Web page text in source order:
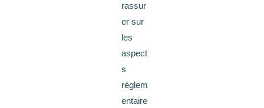
rassur
er sur
les
aspect
s
réglem
entaire